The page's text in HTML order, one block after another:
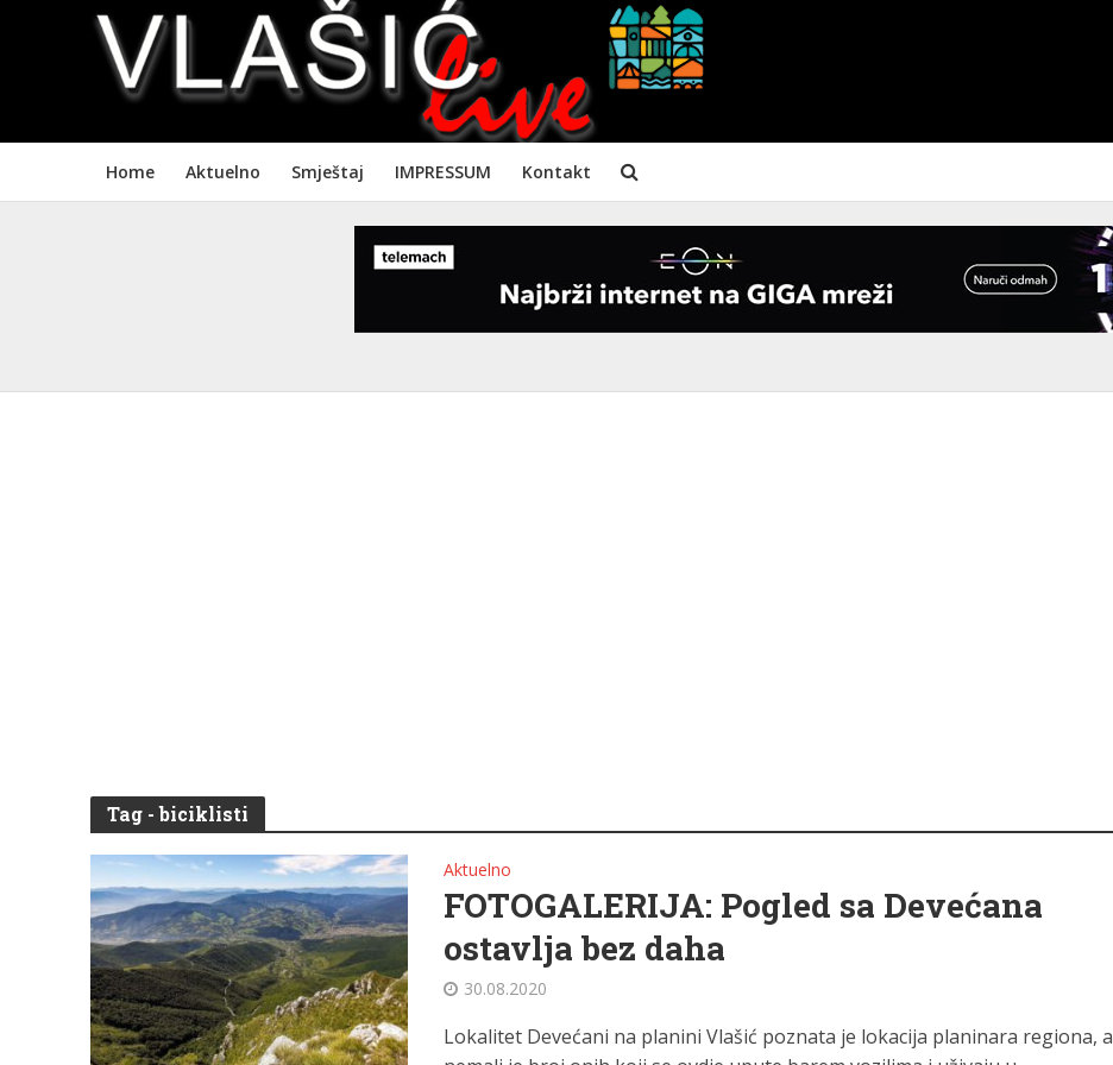
Home Aktuelno Smještaj IMPRESSUM Kontakt
Tag - biciklisti
Aktuelno
FOTOGALERIJA: Pogled sa Devećana
ostavlja bez daha
30.08.2020
Lokalitet Devećani na planini Vlašić poznata je lokacija planinara regiona, a